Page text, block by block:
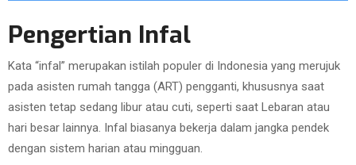
Pengertian Infal
Kata “infal” merupakan istilah populer di Indonesia yang merujuk
pada asisten rumah tangga (ART) pengganti, khususnya saat
asisten tetap sedang libur atau cuti, seperti saat Lebaran atau
hari besar lainnya. Infal biasanya bekerja dalam jangka pendek
dengan sistem harian atau mingguan.